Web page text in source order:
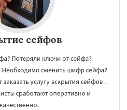
сейфов
Потеряли ключи от сейфа?
Необходимо сменить шифр сейфа?
услугу вскрытия сейфов .
сработают оперативно и
качественно.